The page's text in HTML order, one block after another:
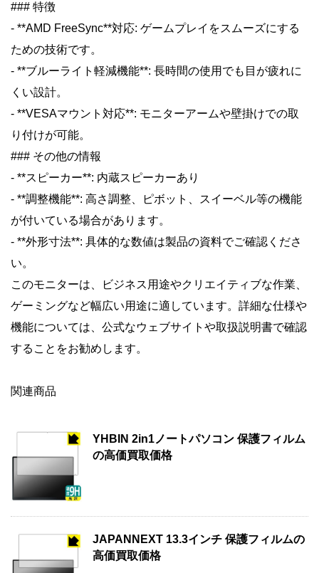
### 特徴
- **AMD FreeSync**対応: ゲームプレイをスムーズにする
ための技術です。
- **ブルーライト軽減機能**: 長時間の使用でも目が疲れに
くい設計。
- **VESAマウント対応**: モニターアームや壁掛けでの取
り付けが可能。
### その他の情報
- **スピーカー**: 内蔵スピーカーあり
- **調整機能**: 高さ調整、ピボット、スイーベル等の機能
が付いている場合があります。
- **外形寸法**: 具体的な数値は製品の資料でご確認くださ
い。
このモニターは、ビジネス用途やクリエイティブな作業、
ゲーミングなど幅広い用途に適しています。詳細な仕様や
機能については、公式なウェブサイトや取扱説明書で確認
することをお勧めします。
関連商品
YHBIN 2in1ノートパソコン 保護フィルム
の高価買取価格
JAPANNEXT 13.3インチ 保護フィルムの
高価買取価格